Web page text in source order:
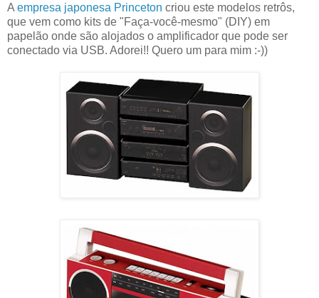
A empresa japonesa Princeton criou este modelos retrôs,
que vem como kits de "Faça-você-mesmo" (DIY) em
papelão onde são alojados o amplificador que pode ser
conectado via USB. Adorei!! Quero um para mim :-))